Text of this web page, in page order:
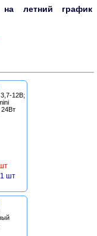
на летний график
12В;
24Вт
шт